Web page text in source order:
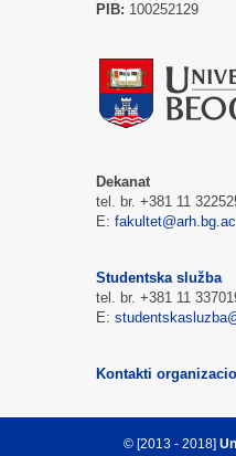
PIB: 100252129
Dekanat
tel. br. +381 11
E:
Studentska služba
tel. br. +381 11
E:
Kontakti
© [2013 - 2018]